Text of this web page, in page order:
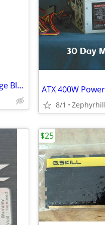
C4182X LaserJet 82X Toner Print Cartridge Black SEALED Aftermarket Hig ATX 400W
8/1
$25